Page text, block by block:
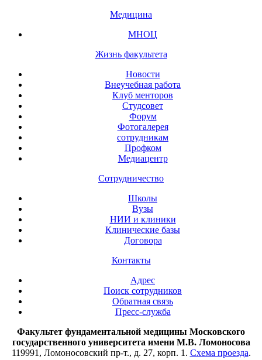
Медицина
МНОЦ
Жизнь факультета
Новости
Внеучебная работа
Клуб менторов
Студсовет
Форум
Фотогалерея
сотрудникам
Профком
Медиацентр
Сотрудничество
Школы
Вузы
НИИ и клиники
Клинические базы
Договора
Контакты
Адрес
Поиск сотрудников
Обратная связь
Пресс-служба
Факультет фундаментальной медицины Московского
государственного университета имени М.В. Ломоносова
119991, Ломоносовский пр-т., д. 27, корп. 1. Схема проезда.